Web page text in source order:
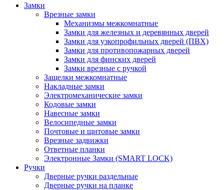
Замки
Врезные замки
Механизмы межкомнатные
Замки для железных и деревянных дверей
Замки для узкопрофильных дверей (ПВХ)
Замки для противопожарных дверей
Замки для финских дверей
Замки врезные с ручкой
Защелки межкомнатные
Накладные замки
Электромеханические замки
Кодовые замки
Навесные замки
Велосипедные замки
Почтовые и щитовые замки
Врезные задвижки
Ответные планки
Электронные Замки (SMART LOCK)
Ручки
Дверные ручки раздельные
Дверные ручки на планке